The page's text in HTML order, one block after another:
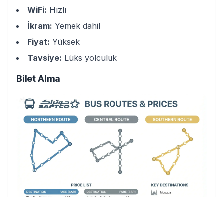
WiFi: Hızlı
İkram: Yemek dahil
Fiyat: Yüksek
Tavsiye: Lüks yolculuk
Bilet Alma